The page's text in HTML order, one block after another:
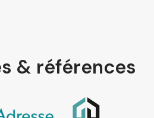
& références